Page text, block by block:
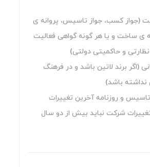
(جواز کسب، جواز تاسیس، پروانه ی
ی ساخت و یا هر گونه گواهی فعالیت
نظارتی و حاکمیتی دولتی)
(اگر برند لاتین باشد و در فرهنگ
باشد)
و روزنامه آخرین تغییرات
شرکت نباید بیش از دو سال